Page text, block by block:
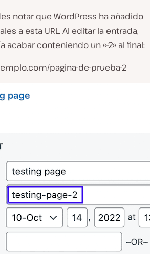
notar que WordPress ha añadido
a esta URL. Al editar la entrada,
acabar conteniendo un «-2» al final:
pagina-de-prueba-2